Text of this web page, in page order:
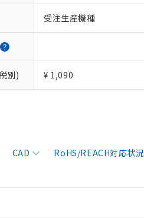
受注生産機種
別) ¥ 1,090
CAD RoHS/REACH対応状況